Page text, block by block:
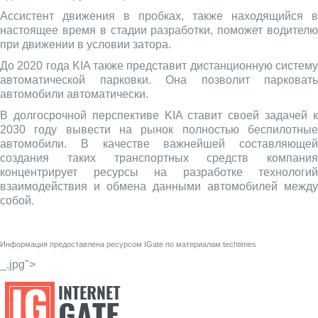
Ассистент движения в пробках, также находящийся в
настоящее время в стадии разработки, поможет водителю
при движении в условии затора.
До 2020 года KIA также представит дистанционную систему
автоматической парковки. Она позволит парковать
автомобили автоматически.
В долгосрочной перспективе KIA ставит своей задачей к
2030 году вывести на рынок полностью беспилотные
автомобили. В качестве важнейшей составляющей
создания таких транспортных средств компания
концентрирует ресурсы на разработке технологий
взаимодействия и обмена данными автомобилей между
собой.
Информация предоставлена ресурсом IGate по материалам techtimes
_.jpg">